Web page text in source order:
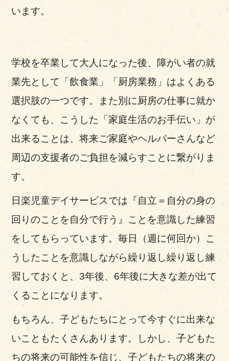
います。
学校を卒業して大人になった後、障がい者の就
業先として「飲食業」「厨房業務」はよくある
選択肢の一つです。また別に厨房の仕事に就か
なくても、こうした「家庭生活のお手伝い」が
出来ることは、将来ご家庭やヘルパーさんなど
周辺の支援者のご負担を減らすことに繋がりま
す。
日楽児童デイサービスでは『自立＝自分の身の
回りのことを自分で行う』ことを意識した練習
をしてもらっています。毎日（週に何回か）こ
うしたことを意識しながら繰り返し繰り返し練
習しておくと、3年後、6年後に大きな差が出て
くることになります。
もちろん、子どもたちにとって今すぐに出来な
いこともたくさんあります。しかし、子どもた
ちの将来の可能性を信じ、子どもたちの将来の